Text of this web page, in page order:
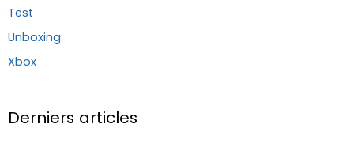
Test
Unboxing
Xbox
Derniers articles